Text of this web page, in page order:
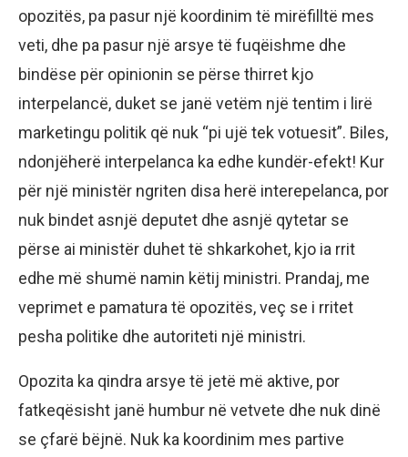
opozitës, pa pasur një koordinim të mirëfilltë mes
veti, dhe pa pasur një arsye të fuqëishme dhe
bindëse për opinionin se përse thirret kjo
interpelancë, duket se janë vetëm një tentim i lirë
marketingu politik që nuk “pi ujë tek votuesit”. Biles,
ndonjëherë interpelanca ka edhe kundër-efekt! Kur
për një ministër ngriten disa herë interepelanca, por
nuk bindet asnjë deputet dhe asnjë qytetar se
përse ai ministër duhet të shkarkohet, kjo ia rrit
edhe më shumë namin këtij ministri. Prandaj, me
veprimet e pamatura të opozitës, veç se i rritet
pesha politike dhe autoriteti një ministri.
Opozita ka qindra arsye të jetë më aktive, por
fatkeqësisht janë humbur në vetvete dhe nuk dinë
se çfarë bëjnë. Nuk ka koordinim mes partive